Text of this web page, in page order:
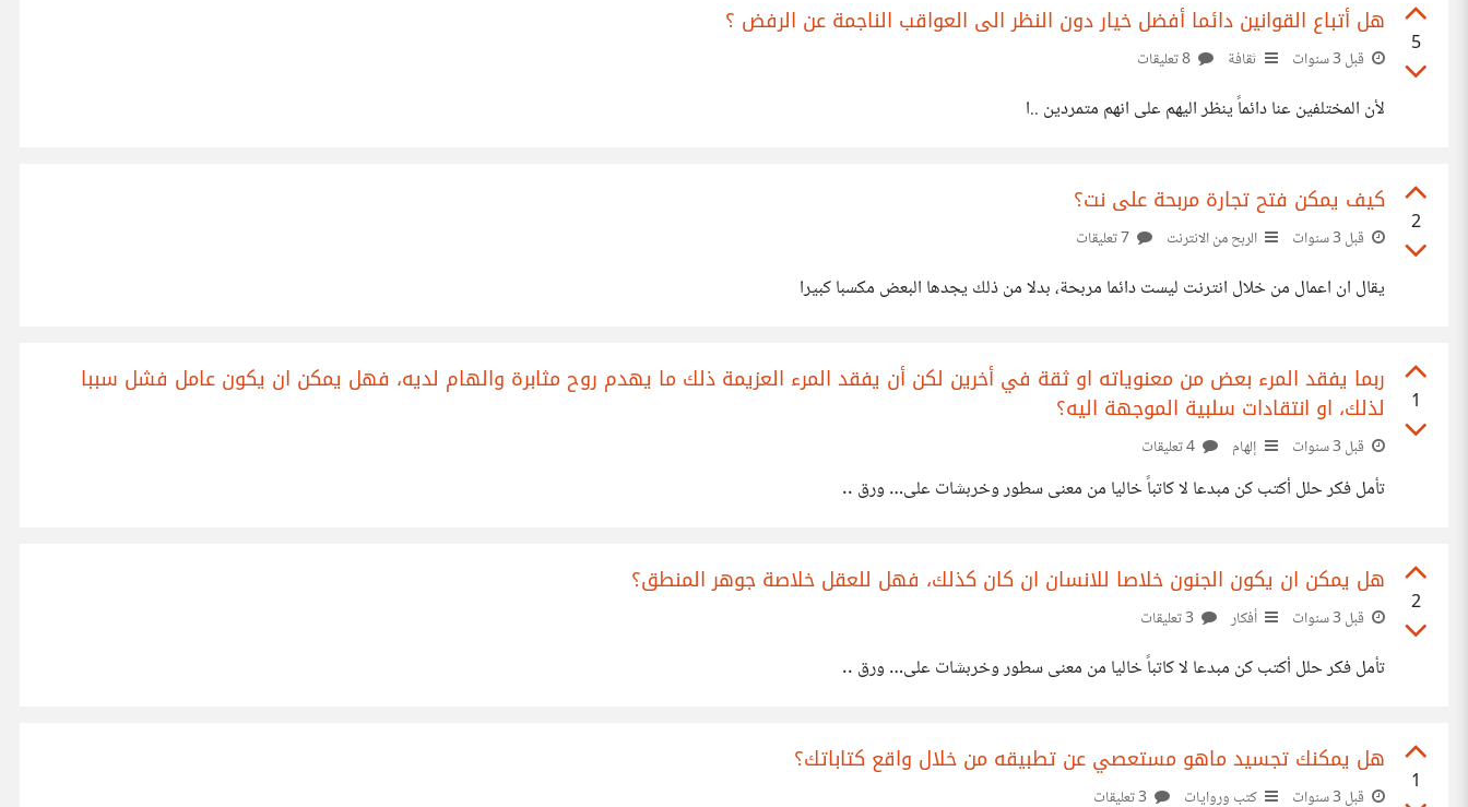
5
هل أتباع القوانين دائما أفضل خيار دون النظر الى العواقب الناجمة عن الرفض ؟
قبل 3 سنوات ثقافة
لأن المختلفين عنا دائماً ينظر اليهم على انهم متمردين ..ا
2
كيف يمكن فتح تجارة مربحة على نت؟
قبل 3 سنوات الربح من الانترنت
يقال ان اعمال من خلال انترنت ليست دائما مربحة، بدلا من ذلك يجدها البعض مكسبا كبيرا
1
ربما يفقد المرء بعض من معنوياته او ثقة في أخرين لكن أن يفقد المرء العزيمة ذلك ما يهدم روح مثابرة والهام لديه، فهل يمكن ان يكون عامل فشل سببا
لذلك، او انتقادات سلبية الموجهة اليه؟
قبل 3 سنوات إلهام
تأمل فكر حلل أكتب كن مبدعا لا كاتباً خاليا من معنى سطور وخربشات على… ورق ..
2
هل يمكن ان يكون الجنون خلاصا للانسان ان كان كذلك، فهل للعقل خلاصة جوهر المنطق؟
قبل 3 سنوات أفكار
تأمل فكر حلل أكتب كن مبدعا لا كاتباً خاليا من معنى سطور وخربشات على… ورق ..
1
هل يمكنك تجسيد ماهو مستعصي عن تطبيقه من خلال واقع كتاباتك؟
قبل 3 سنوات كتب وروايات